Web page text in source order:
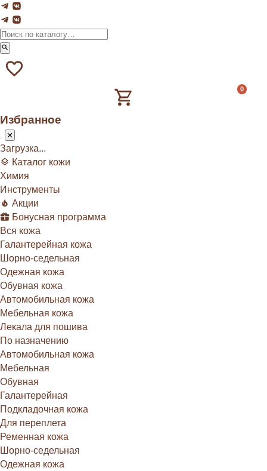
0
Избранное
Загрузка...
Каталог кожи
Химия
Инструменты
Акции
Бонусная программа
Вся кожа
Галантерейная кожа
Шорно-седельная
Одежная кожа
Обувная кожа
Автомобильная кожа
Мебельная кожа
Лекала для пошива
По назначению
Автомобильная кожа
Мебельная
Обувная
Галантерейная
Подкладочная кожа
Для переплета
Ременная кожа
Шорно-седельная
Одежная кожа